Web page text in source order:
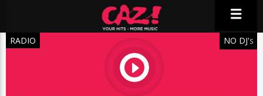
RADIO
play
NO DJ'S